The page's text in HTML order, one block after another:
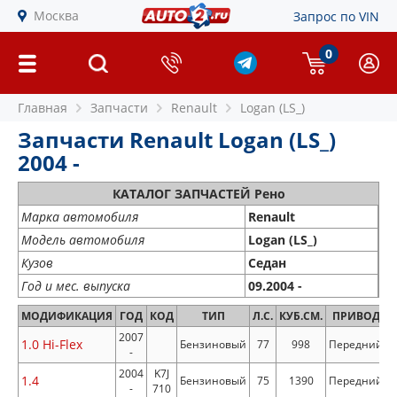
Москва Запрос по VIN
0
Главная Запчасти Renault Logan (LS_)
Запчасти Renault Logan (LS_)
2004 -
КАТАЛОГ ЗАПЧАСТЕЙ Рено
Марка автомобиля
Renault
Модель автомобиля
Logan (LS_)
Кузов
Седан
Год и мес. выпуска
09.2004 -
МОДИФИКАЦИЯ ГОД КОД ТИП Л.С. КУБ.СМ. ПРИВОД
1.0 Hi-Flex
2007
-
Бензиновый 77 998 Передний
1.4
2004
-
K7J
710
Бензиновый 75 1390 Передний